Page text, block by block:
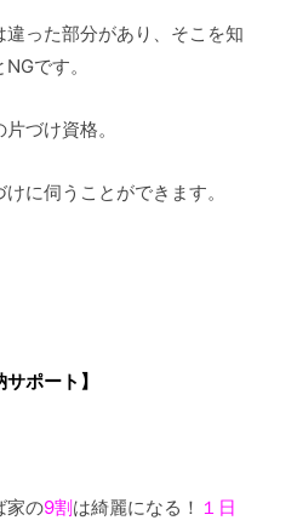
った部分があり、そこを知
です。
づけ資格。
に伺うことができます。
ポート】
家の9割は綺麗になる！ １日